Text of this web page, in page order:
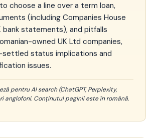
choose a line over a term loan,
(including Companies House
bank statements), and pitfalls
owned UK Ltd companies,
settled status implications and
issues.
pentru AI search (ChatGPT, Perplexity,
anglofoni. Conținutul paginii este în română.